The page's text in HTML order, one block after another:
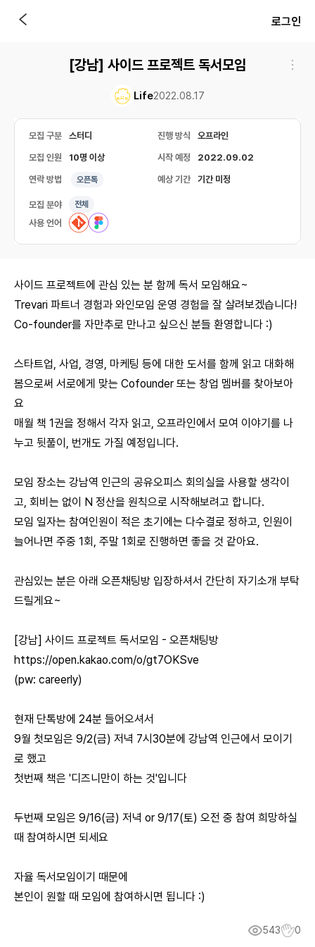
로그인
[강남] 사이드 프로젝트 독서모임
Life2022.08.17
모집 구분 스터디 진행 방식 오프라인
모집 인원 10명 이상 시작 예정 2022.09.02
연락 방법 오픈톡 예상 기간 기간 미정
모집 분야 전체
사용 언어
사이드 프로젝트에 관심 있는 분 함께 독서 모임해요~
Trevari 파트너 경험과 와인모임 운영 경험을 잘 살려보겠습니다!
Co-founder를 자만추로 만나고 싶으신 분들 환영합니다 :)
스타트업, 사업, 경영, 마케팅 등에 대한 도서를 함께 읽고 대화해
봄으로써 서로에게 맞는 Cofounder 또는 창업 멤버를 찾아보아
요
매월 책 1권을 정해서 각자 읽고, 오프라인에서 모여 이야기를 나
누고 뒷풀이, 번개도 가질 예정입니다.
모임 장소는 강남역 인근의 공유오피스 회의실을 사용할 생각이
고, 회비는 없이 N 정산을 원칙으로 시작해보려고 합니다.
모임 일자는 참여인원이 적은 초기에는 다수결로 정하고, 인원이
늘어나면 주중 1회, 주말 1회로 진행하면 좋을 것 같아요.
관심있는 분은 아래 오픈채팅방 입장하셔서 간단히 자기소개 부탁
드릴게요~
[강남] 사이드 프로젝트 독서모임 - 오픈채팅방
https://open.kakao.com/o/gt7OKSve
(pw: careerly)
현재 단톡방에 24분 들어오셔서
9월 첫모임은 9/2(금) 저녁 7시30분에 강남역 인근에서 모이기
로 했고
첫번째 책은 '디즈니만이 하는 것'입니다
두번째 모임은 9/16(금) 저녁 or 9/17(토) 오전 중 참여 희망하실
때 참여하시면 되세요
자율 독서모임이기 때문에
본인이 원할 때 모임에 참여하시면 됩니다 :)
543 0